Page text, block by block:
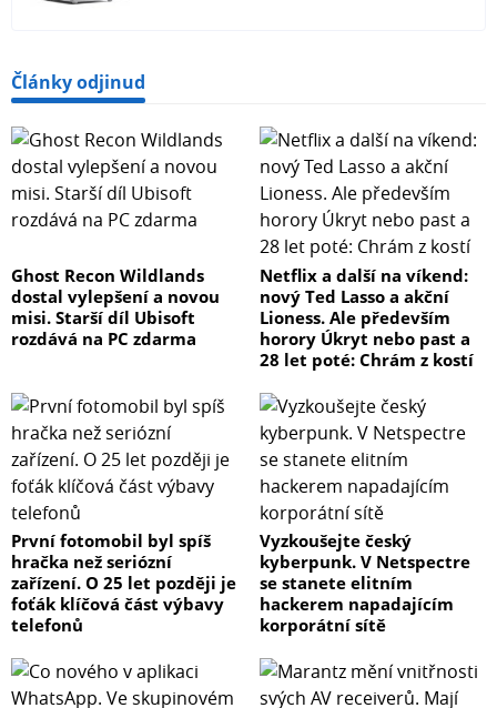
Články odjinud
Ghost Recon Wildlands
dostal vylepšení a novou
misi. Starší díl Ubisoft
rozdává na PC zdarma
Netflix a další na víkend:
nový Ted Lasso a akční
Lioness. Ale především
horory Úkryt nebo past a
28 let poté: Chrám z kostí
První fotomobil byl spíš
hračka než seriózní
zařízení. O 25 let později je
foťák klíčová část výbavy
telefonů
Vyzkoušejte český
kyberpunk. V Netspectre
se stanete elitním
hackerem napadajícím
korporátní sítě